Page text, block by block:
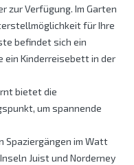
zur Verfügung. Im Garten
für Ihre
befindet sich ein
Kinderreisebett in der
bietet die
um spannende
Spaziergängen im Watt
Juist und Norderney